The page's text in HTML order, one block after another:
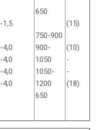
1,5
4,0
4,0
4,0
4,0
650
750-900
900-
1050
1050-
1200
650
(15)
(10)
-
-
(18)